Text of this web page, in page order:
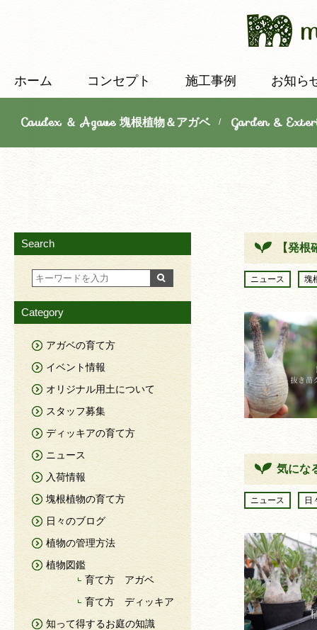
ホーム コンセプト 施工事例 お知ら
Caudex ＆ Agave 塊根植物＆アガベ/Garden &
【発
ニュース 塊
気にな
ニュース 日
Search
Category
アガベの育て方
イベント情報
オリジナル用土について
スタッフ募集
ディッキアの育て方
ニュース
入荷情報
塊根植物の育て方
日々のブログ
植物の管理方法
植物図鑑
育て方 アガベ
育て方 ディッキア
知って得するお庭の知識